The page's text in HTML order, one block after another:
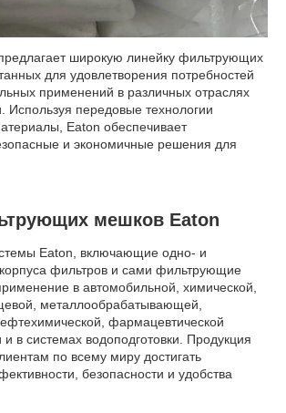
широкую линейку фильтрующих
для удовлетворения потребностей
применений в различных отраслях
передовые технологии
Eaton обеспечивает
и экономичные решения для
мешков Eaton
Eaton, включающие одно- и
фильтров и сами фильтрующие
в автомобильной, химической,
металлообрабатывающей,
фармацевтической
в системах водоподготовки. Продукция
по всему миру достигать
безопасности и удобства